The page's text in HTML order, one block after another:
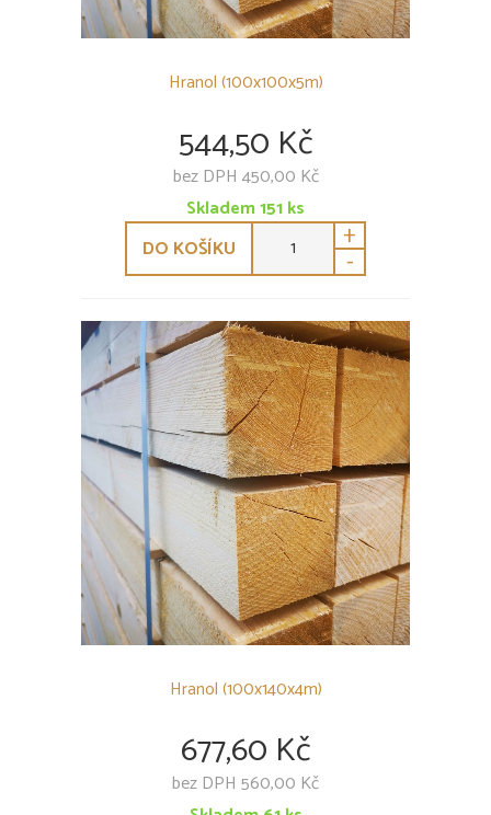
Hranol (100x100x5m)
544,50 Kč
bez DPH 450,00 Kč
Skladem151ks
DO KOŠÍKU
+
-
Hranol (100x140x4m)
677,60 Kč
bez DPH 560,00 Kč